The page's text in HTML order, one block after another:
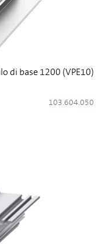
di base 1200 (VPE10)
103.604.050